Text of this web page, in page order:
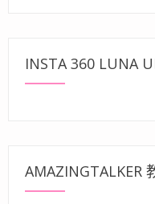
INSTA 360 LUNA
AMAZINGTALKER